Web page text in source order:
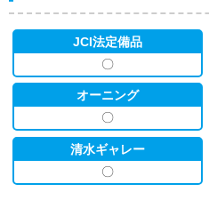
JCI法定備品
〇
オーニング
〇
清水ギャレー
〇